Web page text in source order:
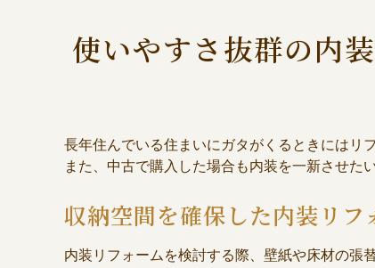
使いやすさ抜群の内
長年住んでいる住まいにガタがくるときにはリ
また、中古で購入した場合も内装を一新させた
収納空間を確保した内装リフ
内装リフォームを検討する際、壁紙や床材の張